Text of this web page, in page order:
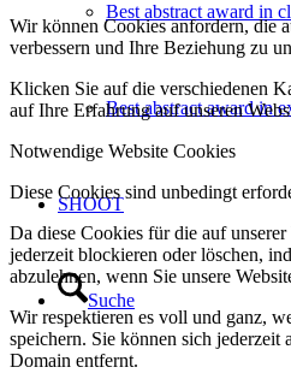
Best abstract award in
Best abstract award in
SHOOT
Suche
Wir können Cookies anfordern, die
verbessern und Ihre Beziehung zu
Klicken Sie auf die verschiedenen
auf Ihre Erfahrung auf unseren
Notwendige Website Cookies
Diese Cookies sind unbedingt
Da diese Cookies für die auf
jederzeit blockieren oder löschen,
abzulehnen, wenn Sie unsere
Wir respektieren es voll und ganz,
speichern. Sie können sich jederzeit
Domain entfernt.